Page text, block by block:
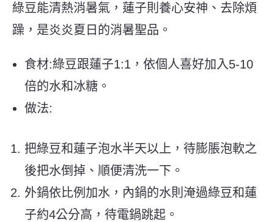
綠豆能清熱消暑氣，蓮子則養心安神、去除煩
躁，是炎炎夏日的消暑聖品。
食材:綠豆跟蓮子1:1，依個人喜好加入5-10
倍的水和冰糖。
做法:
把綠豆和蓮子泡水半天以上，待膨脹泡軟之
後把水倒掉、順便清洗一下。
外鍋依比例加水，內鍋的水則淹過綠豆和蓮
子約4公分高，待電鍋跳起。